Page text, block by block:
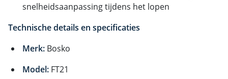
snelheidsaanpassing tijdens het lopen
Technische details en specificaties
Merk: Bosko
Model: FT21